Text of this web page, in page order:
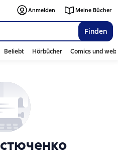
Finden
Anmelden Meine Bücher
Beliebt Hörbücher Comics und